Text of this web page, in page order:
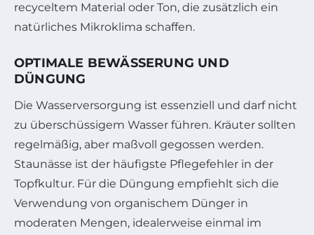
recyceltem Material oder Ton, die zusätzlich ein
natürliches Mikroklima schaffen.
OPTIMALE BEWÄSSERUNG UND
DÜNGUNG
Die Wasserversorgung ist essenziell und darf nicht
zu überschüssigem Wasser führen. Kräuter sollten
regelmäßig, aber maßvoll gegossen werden.
Staunässe ist der häufigste Pflegefehler in der
Topfkultur. Für die Düngung empfiehlt sich die
Verwendung von organischem Dünger in
moderaten Mengen, idealerweise einmal im